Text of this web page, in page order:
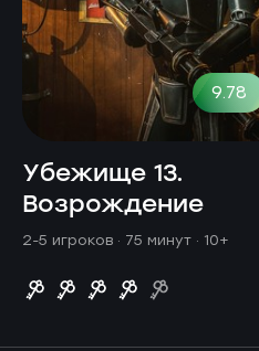
9.78
Убежище 13.
Возрождение
2-5 игроков · 75 минут · 10+